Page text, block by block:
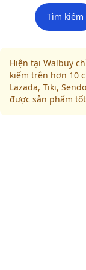
Tìm kiếm
Hiện tại Walbuy
kiếm trên hơn 10
Lazada, Tiki,
được sản phẩm